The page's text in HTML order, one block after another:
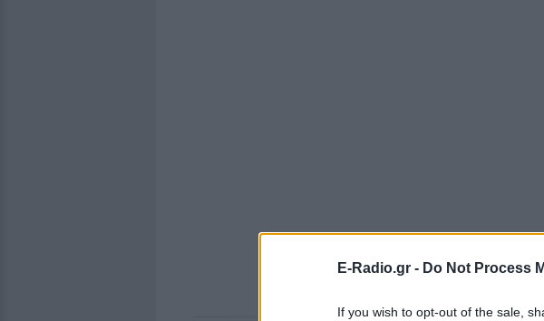
E-Radio.gr - Do Not Process
If you wish to opt-out of the sale,